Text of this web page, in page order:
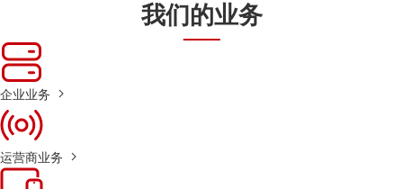
我们的业务
企业业务
运营商业务